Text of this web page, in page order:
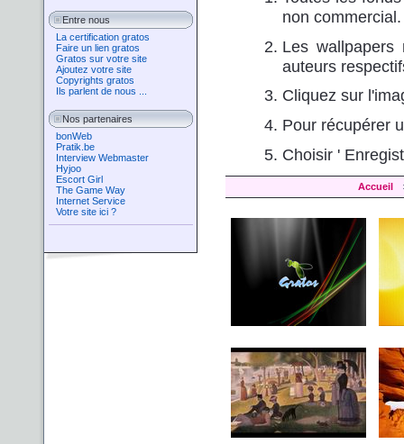
Entre nous
La certification gratos
Faire un lien gratos
Gratos sur votre site
Ajoutez votre site
Copyrights gratos
Ils parlent de nous ...
Nos partenaires
bonWeb
Pratik.be
Interview Webmaster
Hyjoo
Escort Girl
The Game Way
Internet Service
Votre site ici ?
non commercial.
Les wallpapers
auteurs
Cliquez sur
Pour récupérer
Choisir '
Accueil